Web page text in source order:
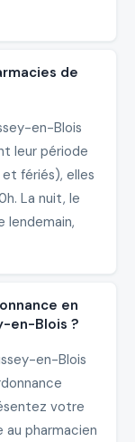
de
en-Blois
leur période
fériés), elles
La nuit, le
lendemain,
en
en-Blois ?
en-Blois
votre
pharmacien